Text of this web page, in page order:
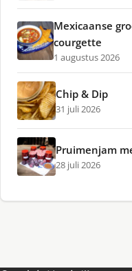
Mexicaanse
courgette
1 augustus 2026
Chip & Dip
31 juli 2026
Pruimenjam
28 juli 2026